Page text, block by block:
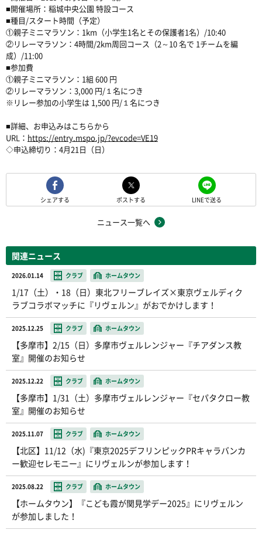
■開催場所：稲城中央公園 特設コース
■種目/スタート時間（予定）
①親子ミニマラソン：1km（小学生1名とその保護者1名）/10:40
②リレーマラソン：4時間/2km周回コース（2～10 名で 1チームを編
成）/11:00
■参加費
①親子ミニマラソン：1組 600 円
②リレーマラソン：3,000 円/１名につき
※リレー参加の小学生は 1,500 円/１名につき
■詳細、お申込みはこちらから
URL： https://entry.mspo.jp/?evcode=VE19
◇申込締切り：4月21日（日）
シェアする ポストする LINEで送る
ニュース一覧へ
関連ニュース
2026.01.14 クラブ ホームタウン
1/17（土）・18（日）東北フリーブレイズ×東京ヴェルディク
ラブコラボマッチに『リヴェルン』がおでかけします！
2025.12.25 クラブ ホームタウン
【多摩市】2/15（日）多摩市ヴェルレンジャー『チアダンス教
室』開催のお知らせ
2025.12.22 クラブ ホームタウン
【多摩市】1/31（土）多摩市ヴェルレンジャー『セパタクロー教
室』開催のお知らせ
2025.11.07 クラブ ホームタウン
【北区】11/12（水)『東京2025デフリンピックPRキャラバンカ
ー歓迎セレモニー』にリヴェルンが参加します！
2025.08.22 クラブ ホームタウン
【ホームタウン】『こども霞が関見学デー2025』にリヴェルン
が参加しました！